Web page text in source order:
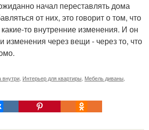
начал переставлять дома
от них, это говорит о том, что
то внутренние изменения. И он
изменения через вещи - через то, что
внутри Интерьер для квартиры Мебель диваны